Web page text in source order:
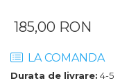
185,00 RON
LA COMANDA
Durata de livrare: 4-5